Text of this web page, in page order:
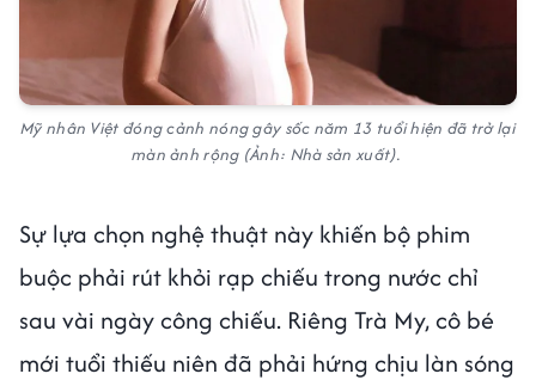
Mỹ nhân Việt đóng cảnh nóng gây sốc năm 13 tuổi hiện đã trở lại
màn ảnh rộng (Ảnh: Nhà sản xuất).
Sự lựa chọn nghệ thuật này khiến bộ phim
buộc phải rút khỏi rạp chiếu trong nước chỉ
sau vài ngày công chiếu. Riêng Trà My, cô bé
mới tuổi thiếu niên đã phải hứng chịu làn sóng